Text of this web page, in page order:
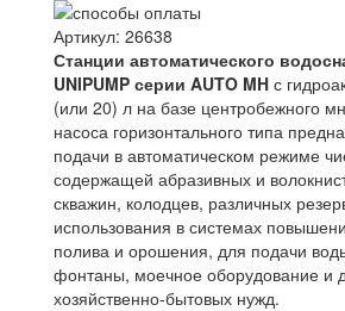
Артикул: 26638
Станции автоматического
UNIPUMP серии AUTO MH с
(или 20) л на базе центробежного
насоса горизонтального типа
подачи в автоматическом режиме
содержащей абразивных и
скважин, колодцев, различных
использования в системах
полива и орошения, для подачи
фонтаны, моечное оборудование и
хозяйственно-бытовых нужд.